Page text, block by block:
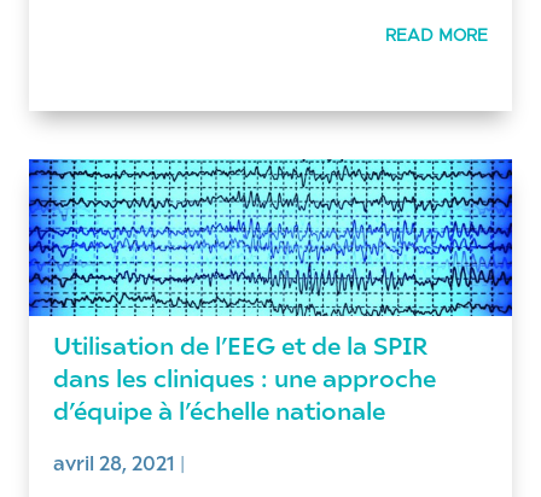
READ MORE
Utilisation de l’EEG et de la SPIR
dans les cliniques : une approche
d’équipe à l’échelle nationale
avril 28, 2021 |